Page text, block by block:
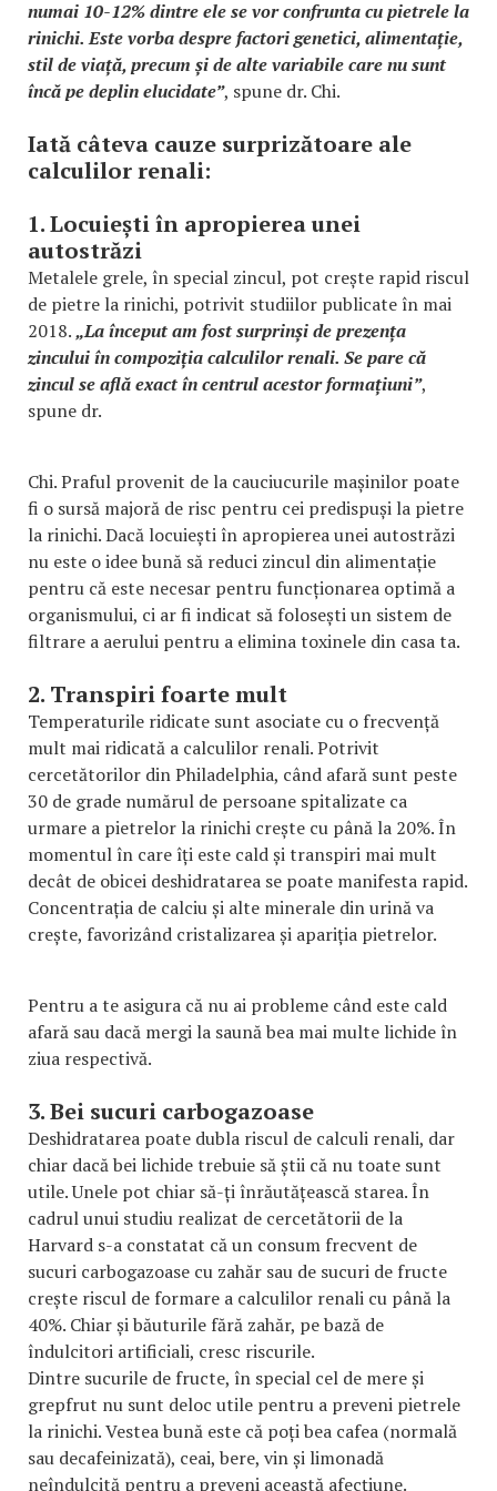
numai 10-12% dintre ele se vor confrunta cu pietrele la
rinichi. Este vorba despre factori genetici, alimentație,
stil de viață, precum și de alte variabile care nu sunt
încă pe deplin elucidate”, spune dr. Chi.
Iată câteva cauze surprizătoare ale
calculilor renali:
1. Locuiești în apropierea unei
autostrăzi
Metalele grele, în special zincul, pot crește rapid riscul
de pietre la rinichi, potrivit studiilor publicate în mai
2018.„La început am fost surprinși de prezența
zincului în compoziția calculilor renali. Se pare că
zincul se află exact în centrul acestor formațiuni”,
spune dr.
Chi. Praful provenit de la cauciucurile mașinilor poate
fi o sursă majoră de risc pentru cei predispuși la pietre
la rinichi. Dacă locuiești în apropierea unei autostrăzi
nu este o idee bună să reduci zincul din alimentație
pentru că este necesar pentru funcționarea optimă a
organismului, ci ar fi indicat să folosești un sistem de
filtrare a aerului pentru a elimina toxinele din casa ta.
2. Transpiri foarte mult
Temperaturile ridicate sunt asociate cu o frecvență
mult mai ridicată a calculilor renali. Potrivit
cercetătorilor din Philadelphia, când afară sunt peste
30 de grade numărul de persoane spitalizate ca
urmare a pietrelor la rinichi crește cu până la 20%. În
momentul în care îți este cald și transpiri mai mult
decât de obicei deshidratarea se poate manifesta rapid.
Concentrația de calciu și alte minerale din urină va
crește, favorizând cristalizarea și apariția pietrelor.
Pentru a te asigura că nu ai probleme când este cald
afară sau dacă mergi la saună bea mai multe lichide în
ziua respectivă.
3. Bei sucuri carbogazoase
Deshidratarea poate dubla riscul de calculi renali, dar
chiar dacă bei lichide trebuie să știi că nu toate sunt
utile. Unele pot chiar să-ți înrăutățească starea. În
cadrul unui studiu realizat de cercetătorii de la
Harvard s-a constatat că un consum frecvent de
sucuri carbogazoase cu zahăr sau de sucuri de fructe
crește riscul de formare a calculilor renali cu până la
40%. Chiar și băuturile fără zahăr, pe bază de
îndulcitori artificiali, cresc riscurile.
Dintre sucurile de fructe, în special cel de mere și
grepfrut nu sunt deloc utile pentru a preveni pietrele
la rinichi. Vestea bună este că poți bea cafea (normală
sau decafeinizată), ceai, bere, vin și limonadă
neîndulcită pentru a preveni această afecțiune.